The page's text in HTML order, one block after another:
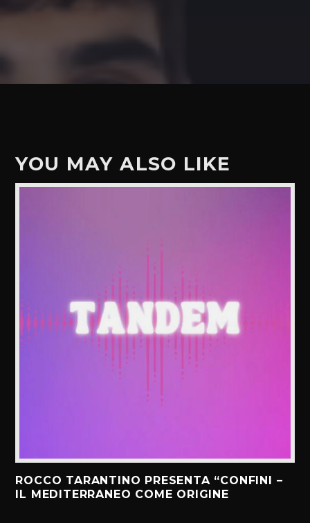
YOU MAY ALSO LIKE
ROCCO TARANTINO PRESENTA “CONFINI –
IL MEDITERRANEO COME ORIGINE